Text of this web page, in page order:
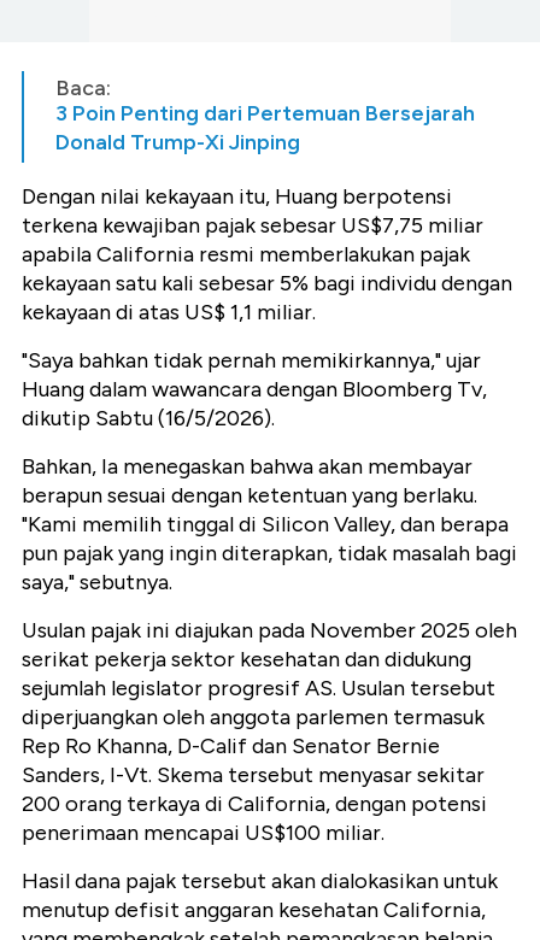
Baca:
3 Poin Penting dari Pertemuan Bersejarah
Donald Trump-Xi Jinping
Dengan nilai kekayaan itu, Huang berpotensi
terkena kewajiban pajak sebesar US$7,75 miliar
apabila California resmi memberlakukan pajak
kekayaan satu kali sebesar 5% bagi individu dengan
kekayaan di atas US$ 1,1 miliar.
"Saya bahkan tidak pernah memikirkannya," ujar
Huang dalam wawancara dengan Bloomberg Tv,
dikutip Sabtu (16/5/2026).
Bahkan, Ia menegaskan bahwa akan membayar
berapun sesuai dengan ketentuan yang berlaku.
"Kami memilih tinggal di Silicon Valley, dan berapa
pun pajak yang ingin diterapkan, tidak masalah bagi
saya," sebutnya.
Usulan pajak ini diajukan pada November 2025 oleh
serikat pekerja sektor kesehatan dan didukung
sejumlah legislator progresif AS. Usulan tersebut
diperjuangkan oleh anggota parlemen termasuk
Rep Ro Khanna, D-Calif dan Senator Bernie
Sanders, I-Vt. Skema tersebut menyasar sekitar
200 orang terkaya di California, dengan potensi
penerimaan mencapai US$100 miliar.
Hasil dana pajak tersebut akan dialokasikan untuk
menutup defisit anggaran kesehatan California,